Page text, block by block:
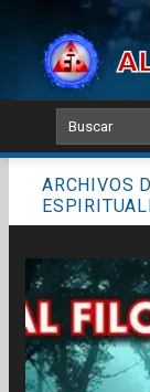
content
ARCHIVOS